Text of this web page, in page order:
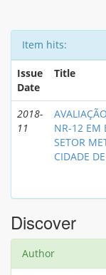
Item hits:
Issue
Date
Title
2018-
11
NR-12 EM
SETOR
CIDADE
Discover
Author